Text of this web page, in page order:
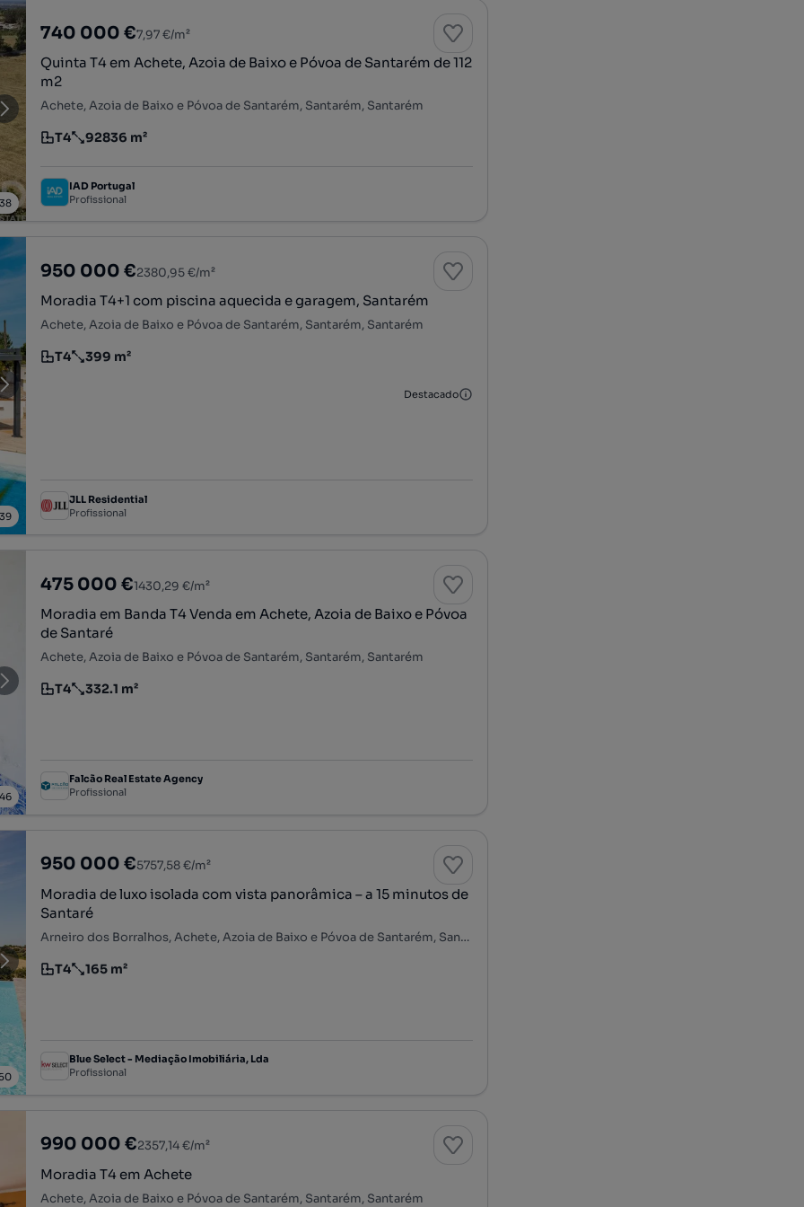
38
740 000 €7,97 €/m²
Quinta T4 em Achete, Azoia de Baixo e Póvoa de Santarém de 112
m2
Achete, Azoia de Baixo e Póvoa de Santarém, Santarém, Santarém
Tipologia
T4
Preço por metro quadrado
92836 m²
IAD Portugal
Profissional
39
950 000 €2380,95 €/m²
Moradia T4+1 com piscina aquecida e garagem, Santarém
Achete, Azoia de Baixo e Póvoa de Santarém, Santarém, Santarém
Tipologia
T4
Preço por metro quadrado
399 m²
Destacado
JLL Residential
Profissional
46
475 000 €1430,29 €/m²
Moradia em Banda T4 Venda em Achete, Azoia de Baixo e Póvoa
de Santaré
Achete, Azoia de Baixo e Póvoa de Santarém, Santarém, Santarém
Tipologia
T4
Preço por metro quadrado
332.1 m²
Falcão Real Estate Agency
Profissional
950 000 €5757,58 €/m²
Moradia de luxo isolada com vista panorâmica – a 15 minutos de
Santaré
Arneiro dos Borralhos, Achete, Azoia de Baixo e Póvoa de Santarém, Santarém, Santarém
Tipologia
T4
Preço por metro quadrado
165 m²
Blue Select - Mediação Imobiliária, Lda
Profissional
990 000 €2357,14 €/m²
Moradia T4 em Achete
Achete, Azoia de Baixo e Póvoa de Santarém, Santarém, Santarém